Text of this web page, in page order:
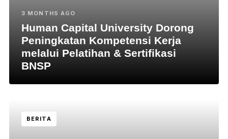
3 MONTHS AGO
Human Capital University Dorong
Peningkatan Kompetensi Kerja
melalui Pelatihan & Sertifikasi
BNSP
BERITA